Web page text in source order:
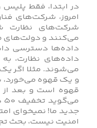
در ابتدا، فقط پلیس
امروز، شرکت‌های
شرکت‌های نظارت
می‌کنند و دولت‌های
داده‌ها دسترسی
داده‌های نظارت،
می‌شوند. مثلا اگر
و یک قهوه
قهوه است و بعد از
جدید ما! نمیخوای
امنیت نیست، بحث